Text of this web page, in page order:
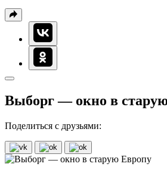
Выборг — окно в
Поделиться с друзьями: